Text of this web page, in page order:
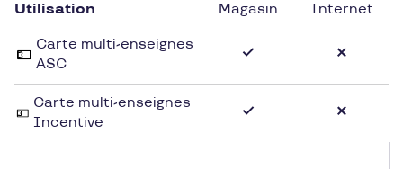
promenade forestière.
Utilisation Magasin Internet
Carte multi-enseignes
ASC
Carte multi-enseignes
Incentive